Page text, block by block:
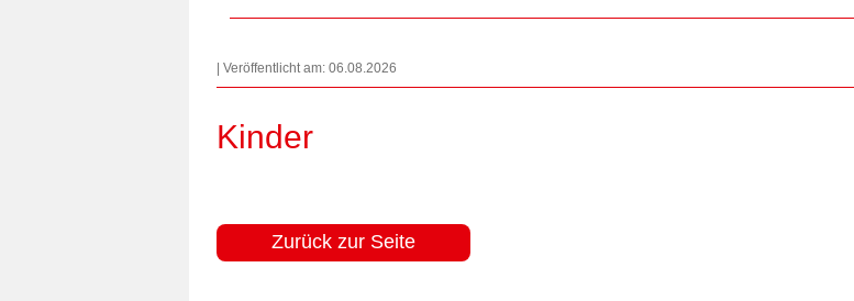
| Veröffentlicht am: 06.08.2026
Kinder
Zurück zur Seite